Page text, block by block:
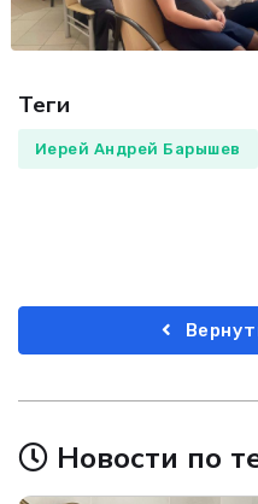
Теги
Иерей Андрей Барышев
Новости по